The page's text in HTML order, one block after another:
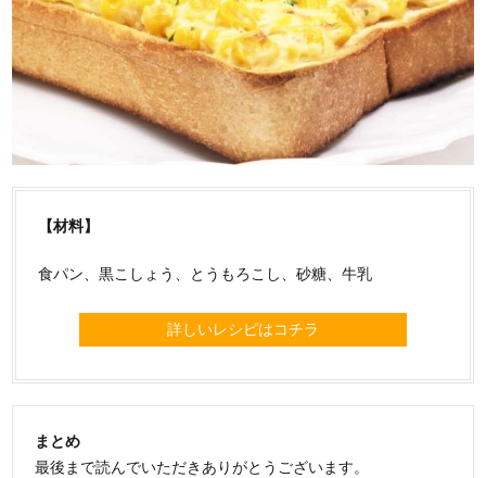
【材料】
食パン、黒こしょう、とうもろこし、砂糖、牛乳
詳しいレシピはコチラ
まとめ
最後まで読んでいただきありがとうございます。